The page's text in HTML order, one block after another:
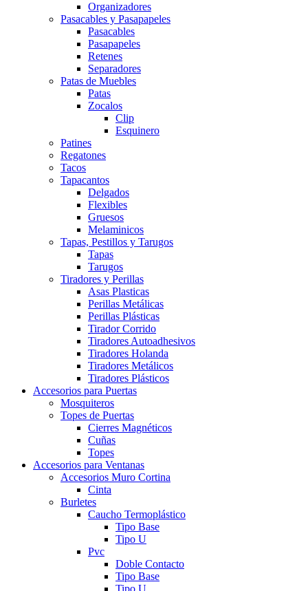
Organizadores
Pasacables y Pasapapeles
Pasacables
Pasapapeles
Retenes
Separadores
Patas de Muebles
Patas
Zocalos
Clip
Esquinero
Patines
Regatones
Tacos
Tapacantos
Delgados
Flexibles
Gruesos
Melaminicos
Tapas, Pestillos y Tarugos
Tapas
Tarugos
Tiradores y Perillas
Asas Plasticas
Perillas Metálicas
Perillas Plásticas
Tirador Corrido
Tiradores Autoadhesivos
Tiradores Holanda
Tiradores Metálicos
Tiradores Plásticos
Accesorios para Puertas
Mosquiteros
Topes de Puertas
Cierres Magnéticos
Cuñas
Topes
Accesorios para Ventanas
Accesorios Muro Cortina
Cinta
Burletes
Caucho Termoplástico
Tipo Base
Tipo U
Pvc
Doble Contacto
Tipo Base
Tipo U